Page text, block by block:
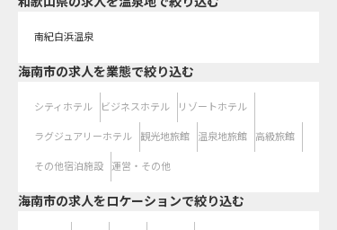
南紀白浜温泉
海南市の求人を業態で絞り込む
シティホテル ビジネスホテル リゾートホテル
ラグジュアリーホテル 観光地旅館 温泉地旅館 高級旅館
その他宿泊施設 運営・その他
海南市の求人をロケーションで絞り込む